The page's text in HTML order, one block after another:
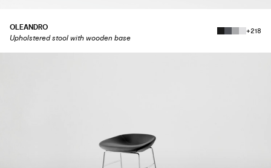
OLEANDRO
Upholstered stool with wooden base
+218